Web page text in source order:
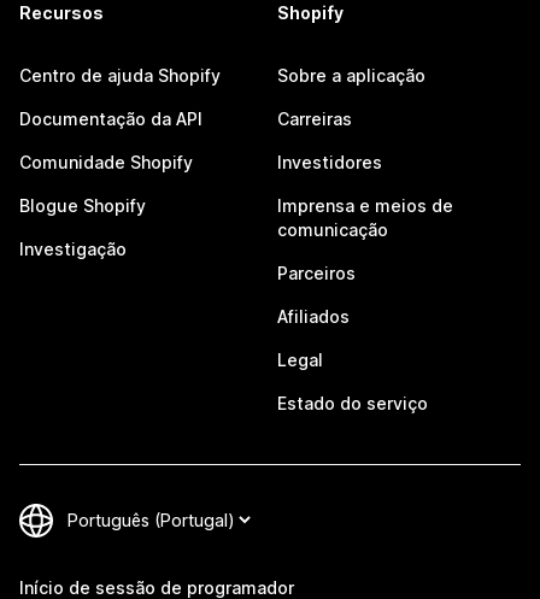
Recursos
Centro de ajuda Shopify
Documentação da API
Comunidade Shopify
Blogue Shopify
Investigação
Shopify
Sobre a aplicação
Carreiras
Investidores
Imprensa e meios de
comunicação
Parceiros
Afiliados
Legal
Estado do serviço
Início de sessão de programador